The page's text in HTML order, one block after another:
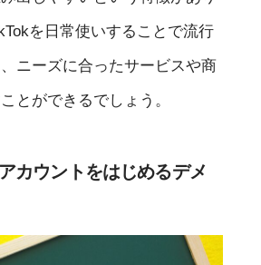
を日常使いすることで流行
ニーズに合ったサービスや商
とができるでしょう。
カウントをはじめるデメ